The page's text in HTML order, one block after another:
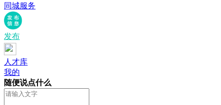
同城服务
发布
人才库
我的
随便说点什么